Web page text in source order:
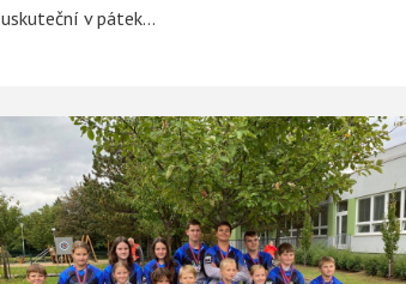
uskuteční v pátek…